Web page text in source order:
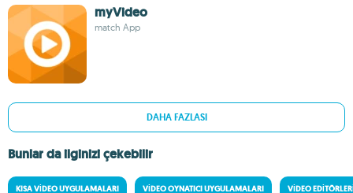
myVideo
match App
DAHA FAZLASI
Bunlar da ilginizi çekebilir
KISA VIDEO UYGULAMALARI VIDEO OYNATICI UYGULAMALARI VIDEO